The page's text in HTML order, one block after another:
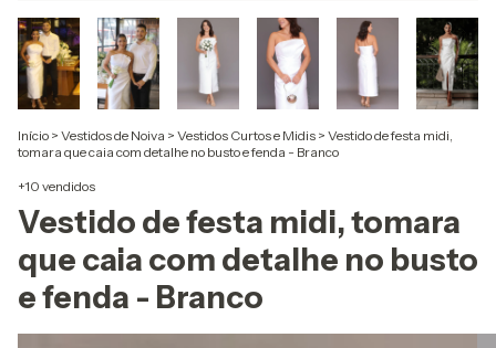
Início > Vestidos de Noiva > Vestidos Curtos e Midis > Vestido de festa midi,
tomara que caia com detalhe no busto e fenda - Branco
+10 vendidos
Vestido de festa midi, tomara
que caia com detalhe no busto
e fenda - Branco